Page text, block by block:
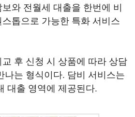
와 전월세 대출을 한번에 비
톱으로 가능한 특화 서비스
후 신청 시 상품에 따라 상담
나는 형식이다. 담비 서비스는
대출 영역에 제공된다.